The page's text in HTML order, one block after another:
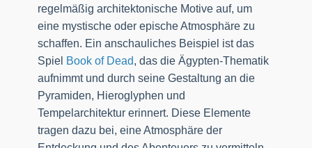
regelmäßig architektonische Motive auf, um
eine mystische oder epische Atmosphäre zu
schaffen. Ein anschauliches Beispiel ist das
Spiel Book of Dead, das die Ägypten-Thematik
aufnimmt und durch seine Gestaltung an die
Pyramiden, Hieroglyphen und
Tempelarchitektur erinnert. Diese Elemente
tragen dazu bei, eine Atmosphäre der